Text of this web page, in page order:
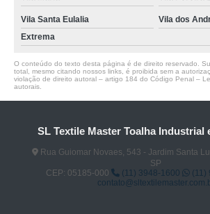
Vila Santa Eulalia
Vila dos
Extrema
O conteúdo do texto desta página é de direito reservado.
total, mesmo citando nossos links, é proibida sem a
violação de direito autoral – artigo 184 do Código Penal –
autorais
SL Textile Master Toalha Industrial
Rua Guiomar Novaes, 543 - Jardim Santa
SP
CEP: 05185-000
(11) 3948-1600
(11)